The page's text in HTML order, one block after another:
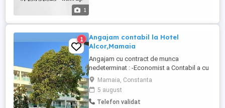
1
1
Angajam contabil la Hotel
Alcor,Mamaia
Angajam cu contract de munca
nedeterminat : -Economist a Contabil a cu
experienta in departamentul Contabilitate
pentru evidenta contabila generala
inclusiv inchidere Balanta de verificare (
programul de operare SAGA). Cei
Mamaia, Constanta
5 august
Telefon validat